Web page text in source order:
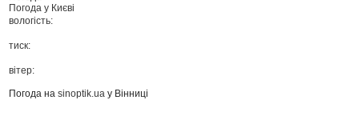
Погода у Києві
вологість:
тиск:
вітер:
Погода наsinoptik.ua у Вінниці